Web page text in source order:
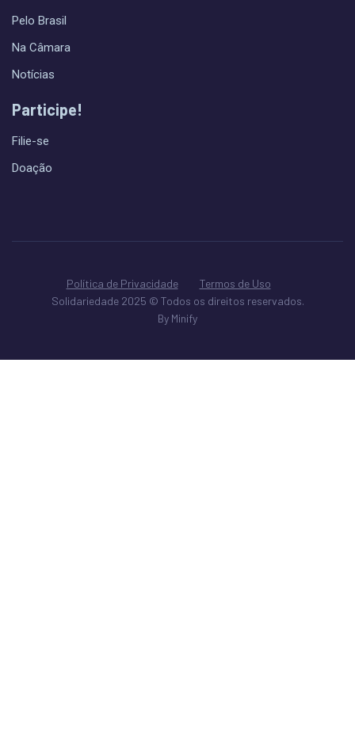
Pelo Brasil
Na Câmara
Notícias
Participe!
Filie-se
Doação
Política de Privacidade
Termos de Uso
Solidariedade 2025 © Todos os direitos reservados.
By Minify